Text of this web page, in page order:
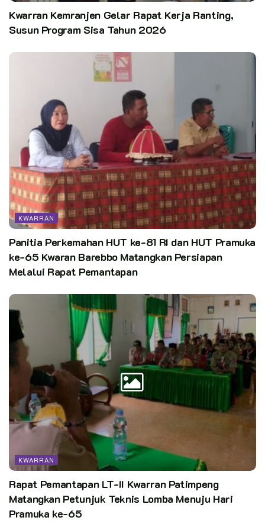
LKPP Patimpeng bisa berjalan sukses.
Pewarta: Yusran AY.NS (Kwarran Patimpeng, Bone-Sulsel)
Editor: Pusdatin Kwarnas
Kwarran Kemranjen Gelar Rapat Kerja Ranting,
Susun Program Sisa Tahun 2026
KWARRAN
Panitia Perkemahan HUT ke-81 RI dan HUT Pramuka
ke-65 Kwaran Barebbo Matangkan Persiapan
Melalui Rapat Pemantapan
KWARRAN
Rapat Pemantapan LT-II Kwarran Patimpeng
Matangkan Petunjuk Teknis Lomba Menuju Hari
Pramuka ke-65